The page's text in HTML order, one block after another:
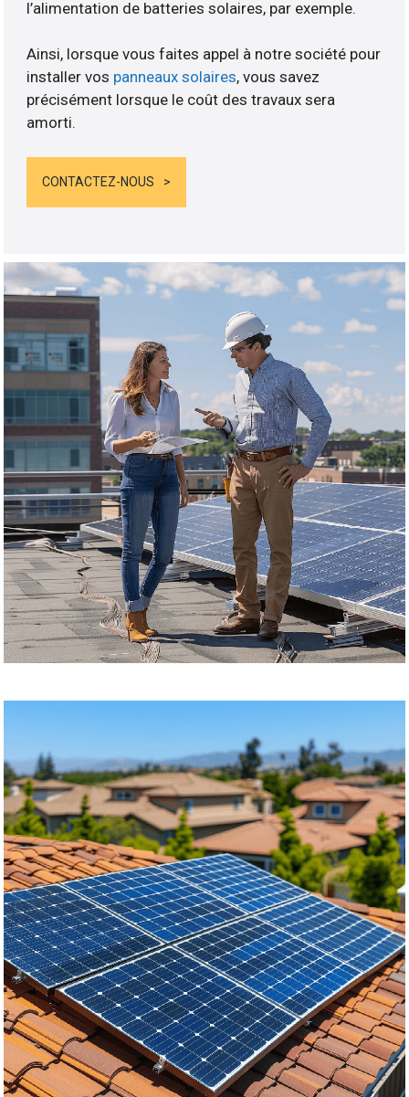
l’alimentation de batteries solaires, par exemple.
Ainsi, lorsque vous faites appel à notre société pour
installer vos panneaux solaires, vous savez
précisément lorsque le coût des travaux sera
amorti.
CONTACTEZ-NOUS